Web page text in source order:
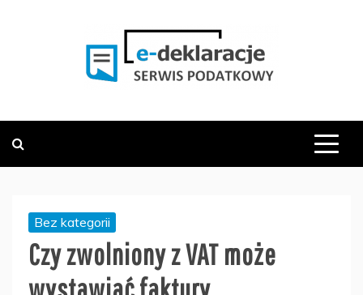
Bez kategorii
Czy zwolniony z VAT może